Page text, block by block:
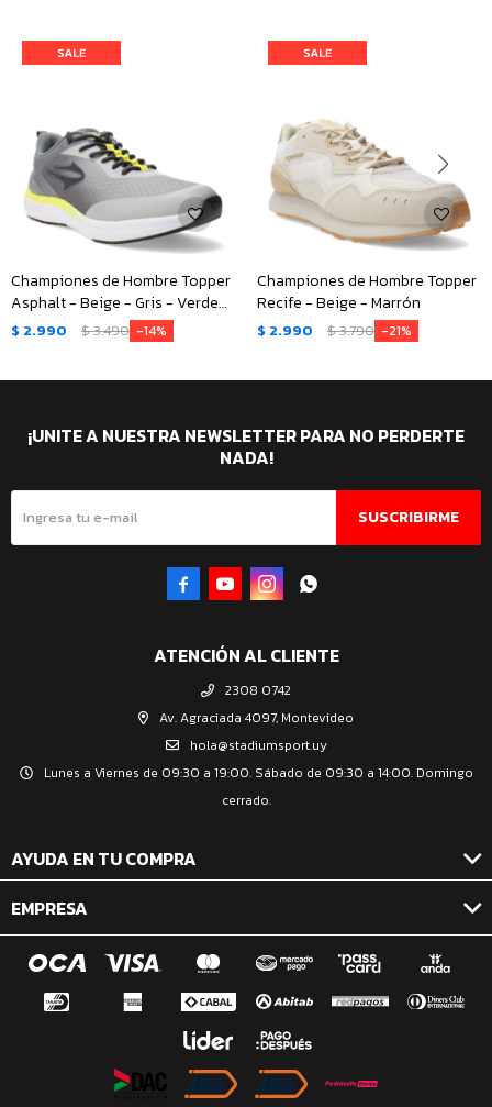
Championes de Hombre Topper
Asphalt - Beige - Gris - Verde
Lima
$ 2.990 $3.490 14
Championes de Hombre Topper
Recife - Beige - Marrón
$ 2.990 $3.790 21
ATENCIÓN AL CLIENTE
2308 0742
Av. Agraciada 4097, Montevideo
hola@stadiumsport.uy
Lunes a Viernes de 09:30 a 19:00. Sábado de 09:30 a 14:00. Domingo
cerrado.
AYUDA EN TU COMPRA
EMPRESA
¡UNITE A NUESTRA NEWSLETTER PARA NO PERDERTE
NADA!
SUSCRIBIRME
   